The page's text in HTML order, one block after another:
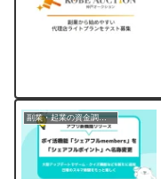
副業・起業の資金調達ガイド